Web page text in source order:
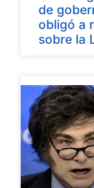
de
obligó a
sobre la